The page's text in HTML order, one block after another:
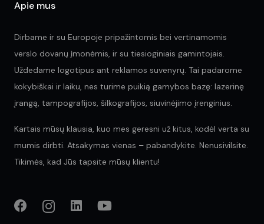
Apie mus
Dirbame ir su Europoje pripažintomis bei vertinamomis
verslo dovanų įmonėmis, ir su tiesioginiais gamintojais.
Uždedame logotipus ant reklamos suvenyrų. Tai padarome
kokybiškai ir laiku, nes turime puikią gamybos bazę: lazerinę
įrangą, tampografijos, šilkografijos, siuvinėjimo įrenginius.
Kartais mūsų klausia, kuo mes geresni už kitus, kodėl verta su
mumis dirbti. Atsakymas vienas – pabandykite. Nenusivilsite.
Tikimės, kad Jūs tapsite mūsų klientu!